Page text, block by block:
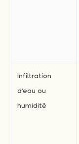
Infiltration
d’eau ou
humidité